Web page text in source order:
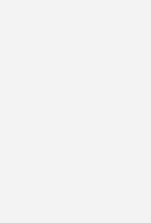
brauchen, davon ist
überzeugt: „Bei uns
und ausbauen. Wir
am Puls der Zeit weiter
nicht nur
Das beratende und
Qualitätsstandard
und auch verlangen
kleine Gruppen von
Intensität der Schulung